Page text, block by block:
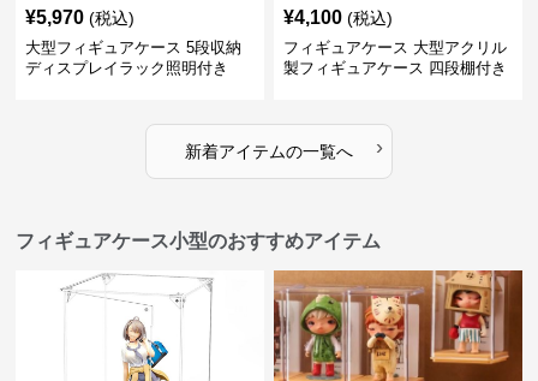
¥5,970 (税込)
大型フィギュアケース 5段収納
ディスプレイラック照明付き
¥4,100 (税込)
フィギュアケース 大型アクリル
製フィギュアケース 四段棚付き
新着アイテムの一覧へ ›
フィギュアケース小型のおすすめアイテム